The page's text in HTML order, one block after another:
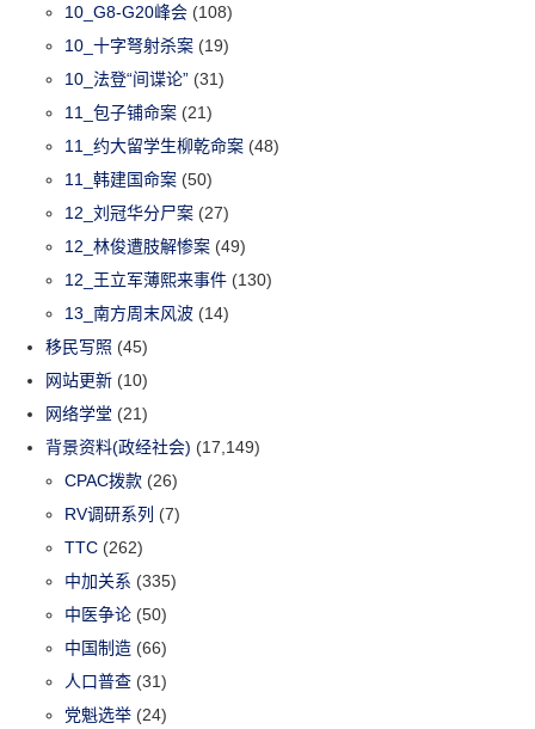
10_G8-G20峰会 (108)
10_十字弩射杀案 (19)
10_法登“间谍论” (31)
11_包子铺命案 (21)
11_约大留学生柳乾命案 (48)
11_韩建国命案 (50)
12_刘冠华分尸案 (27)
12_林俊遭肢解惨案 (49)
12_王立军薄熙来事件 (130)
13_南方周末风波 (14)
移民写照 (45)
网站更新 (10)
网络学堂 (21)
背景资料(政经社会) (17,149)
CPAC拨款 (26)
RV调研系列 (7)
TTC (262)
中加关系 (335)
中医争论 (50)
中国制造 (66)
人口普查 (31)
党魁选举 (24)